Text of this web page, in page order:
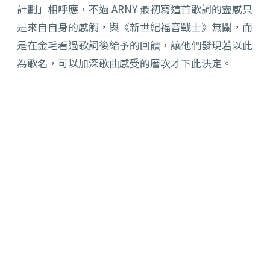
計劃」相呼應，不過 ARNY 最初寫這首歌詞的靈感只
是來自自身的感觸，與 《新世紀福音戰士》 無關，而
是在金毛看過歌詞後給予的回饋，讓他們發現若以此
為歌名，可以加深歌曲感受的層次才下此決定。